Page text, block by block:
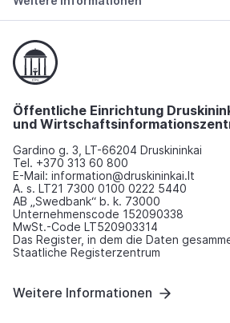
Öffentliche Einrichtung
und
Gardino g. 3, LT-66204 Druskininkai
Tel. +370 313 60 800
E-Mail: information@druskininkai.lt
A. s. LT21 7300 0100 0222 5440
AB „Swedbank“ b. k. 73000
Unternehmenscode 152090338
MwSt.-Code LT520903314
Das Register, in dem die Daten
Staatliche Registerzentrum
Weitere Informationen